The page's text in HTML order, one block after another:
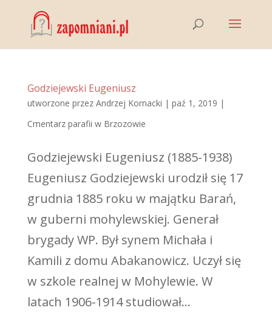
Godziejewski Eugeniusz
utworzone przez Andrzej Kornacki | paź 1, 2019 |
Cmentarz parafii w Brzozowie
Godziejewski Eugeniusz (1885-1938)
Eugeniusz Godziejewski urodził się 17
grudnia 1885 roku w majątku Barań,
w guberni mohylewskiej. Generał
brygady WP. Był synem Michała i
Kamili z domu Abakanowicz. Uczył się
w szkole realnej w Mohylewie. W
latach 1906-1914 studiował...